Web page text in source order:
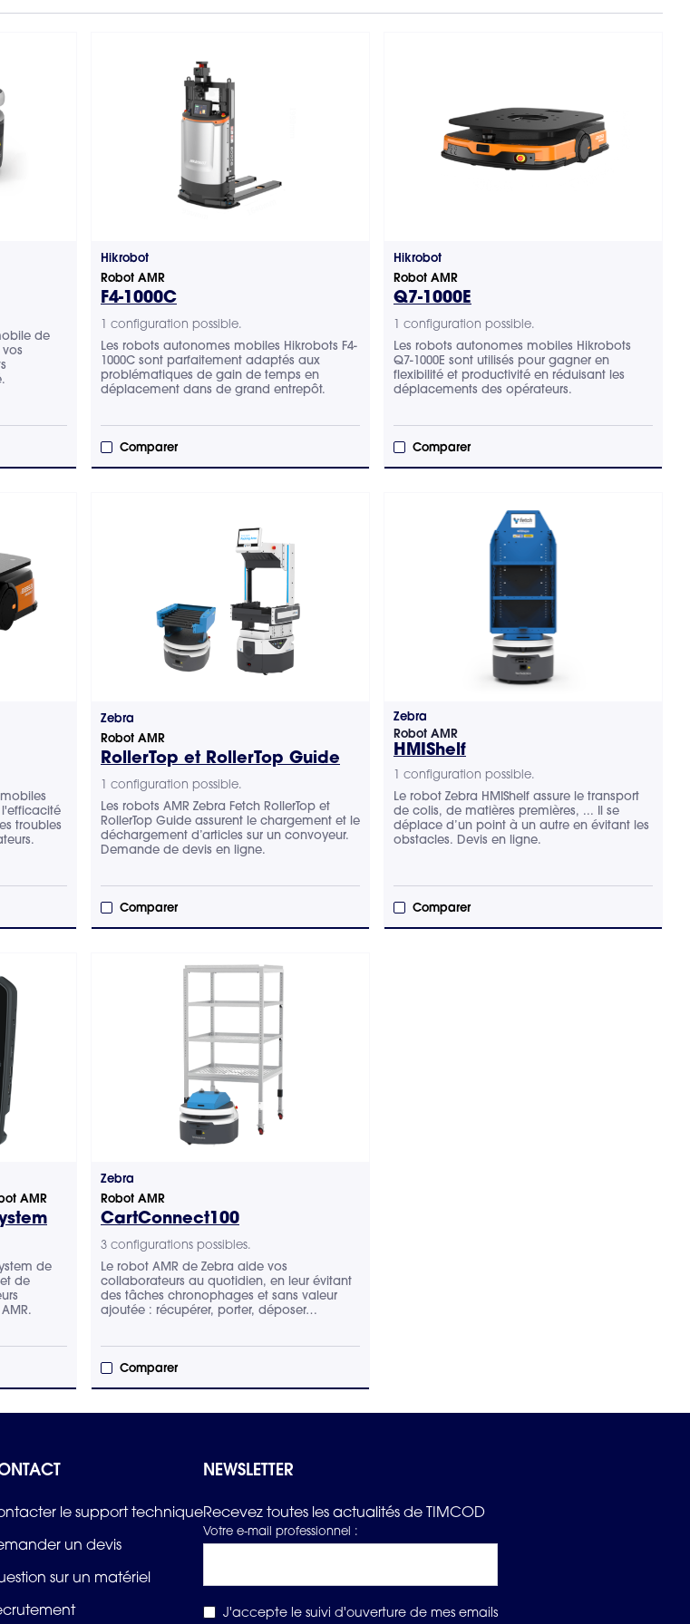
de
vos
Hikrobot
Robot AMR
F4-1000C
1 configuration possible.
Les robots autonomes mobiles Hikrobots F4-
1000C sont parfaitement adaptés aux
problématiques de gain de temps en
déplacement dans de grand entrepôt.
Comparer
Hikrobot
Robot AMR
Q7-1000E
1 configuration possible.
Les robots autonomes mobiles Hikrobots
Q7-1000E sont utilisés pour gagner en
flexibilité et productivité en réduisant les
déplacements des opérateurs.
Comparer
l'efficacité
troubles
Zebra
Robot AMR
RollerTop et RollerTop Guide
1 configuration possible.
Les robots AMR Zebra Fetch RollerTop et
RollerTop Guide assurent le chargement et le
déchargement d’articles sur un convoyeur.
Demande de devis en ligne.
Comparer
Zebra
Robot AMR
HMIShelf
1 configuration possible.
Le robot Zebra HMIShelf assure le transport
de colis, de matières premières, ... Il se
déplace d’un point à un autre en évitant les
obstacles. Devis en ligne.
Comparer
AMR
de
de
Zebra
Robot AMR
CartConnect100
3 configurations possibles.
Le robot AMR de Zebra aide vos
collaborateurs au quotidien, en leur évitant
des tâches chronophages et sans valeur
ajoutée : récupérer, porter, déposer…
Comparer
le support technique
un devis
sur un matériel
NEWSLETTER
Recevez toutes les actualités de TIMCOD
Votre e-mail professionnel :
J'accepte le suivi d'ouverture de mes emails